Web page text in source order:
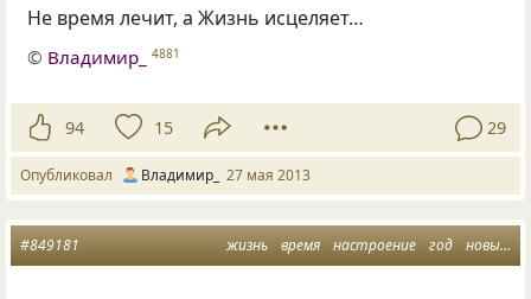
Не время лечит, а Жизнь исцеляет…
© Владимир_ 4881
94 15 29
Опубликовал Владимир_ 27 мая 2013
жизнь время настроение год новый год
#849181